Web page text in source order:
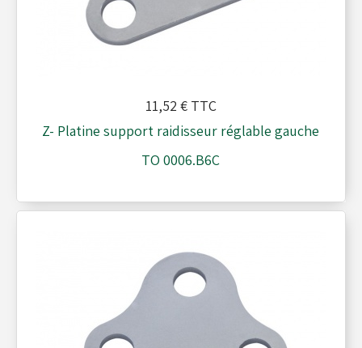
11,52 € TTC
Z- Platine support raidisseur réglable gauche
TO 0006.B6C